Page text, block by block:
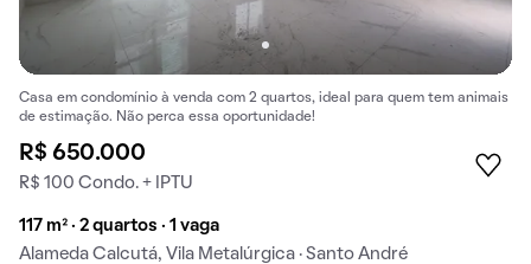
Casa em condomínio à venda com 2 quartos, ideal para quem tem animais
de estimação. Não perca essa oportunidade!
R$ 650.000
R$ 100 Condo. + IPTU
117 m² · 2 quartos · 1 vaga
Alameda Calcutá, Vila Metalúrgica · Santo André